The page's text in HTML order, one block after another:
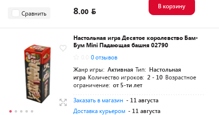
Сравнить 8.00
В корзину
Настольная игра Десятое королевство Бам-
Бум Mini Падающая башня 02790
0 отзывов
Жанр игры: Активная Тип: Настольная
игра Количество игроков: 2 - 10 Возрастное
ограничение: от 5-ти лет
Заказать в магазин - 11 августа
Доставка курьером - 11 августа